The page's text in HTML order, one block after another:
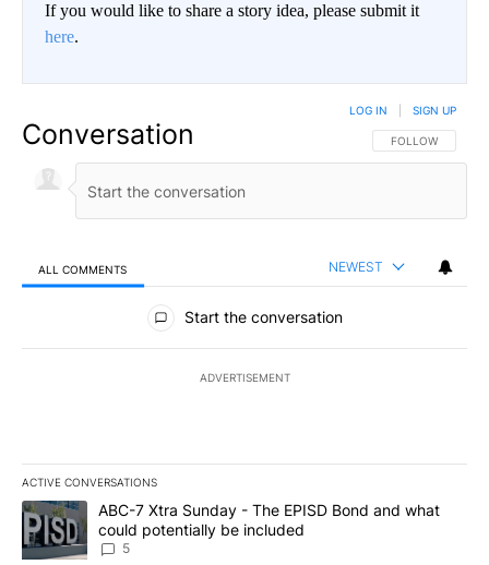
If you would like to share a story idea, please submit it
here.
Conversation FOLLOW THIS
FOLLOW
LOG IN SIGN UP
ALL COMMENTS NEWEST
All Comments
Start the conversation
ADVERTISEMENT
ACTIVE CONVERSATIONS
The following is a list of the most commented articles in the last
A trending article titled "ABC-7 Xtra Sunday - The EPISD Bond
ABC-7 Xtra Sunday - The EPISD Bond and what
could potentially be included
5